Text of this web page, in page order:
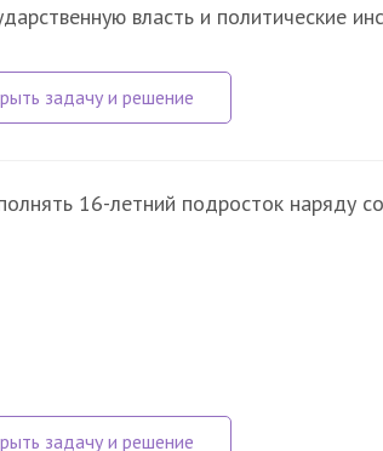
власть и политические
16-летний подросток наряду